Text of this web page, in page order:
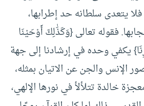
يتعدى سلطانه حد إطرابها،
فقوله تعالى {وَكَذَٰلِكَ أَوْحَيْنَا
يكفي وحده في إرشادنا إلى جهة
الإنس والجن عن الاتيان بمثله،
خالدة تتلألأ في نورها الإلهي،